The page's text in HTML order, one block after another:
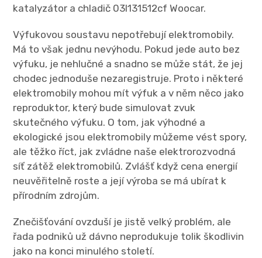
katalyzátor a chladič 03l131512cfWoocar.
Výfukovou soustavu nepotřebují elektromobily.
Má to však jednu nevýhodu. Pokud jede auto bez
výfuku, je nehlučné a snadno se může stát, že jej
chodec jednoduše nezaregistruje. Proto i některé
elektromobily mohou mít výfuk a v něm něco jako
reproduktor, který bude simulovat zvuk
skutečného výfuku. O tom, jak výhodné a
ekologické jsou elektromobily můžeme vést spory,
ale těžko říct, jak zvládne naše elektrorozvodná
síť zátěž elektromobilů. Zvlášť když cena energií
neuvěřitelně roste a její výroba se má ubírat k
přírodním zdrojům.
Znečišťování ovzduší je jistě velký problém, ale
řada podniků už dávno neprodukuje tolik škodlivin
jako na konci minulého století.